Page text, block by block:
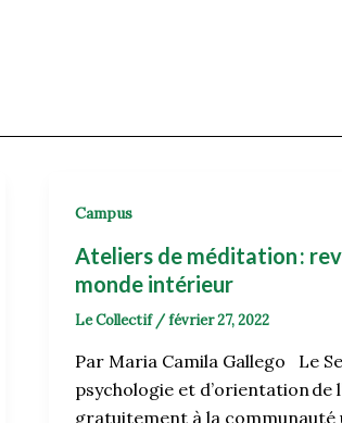
Campus
Ateliers de méditation :
monde intérieur
Le Collectif /février 27, 2022
Par Maria Camila Gallego Le
psychologie et d’orientation de
gratuitement à la communauté